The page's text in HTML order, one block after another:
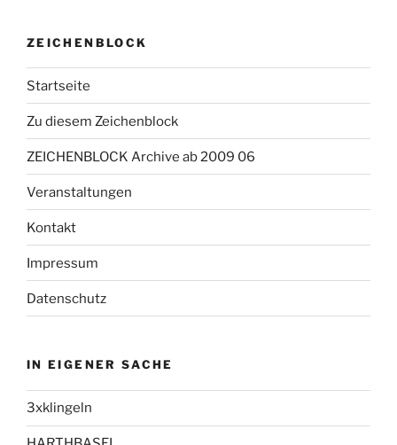
ZEICHENBLOCK
Startseite
Zu diesem Zeichenblock
ZEICHENBLOCK Archive ab 2009 06
Veranstaltungen
Kontakt
Impressum
Datenschutz
IN EIGENER SACHE
3xklingeln